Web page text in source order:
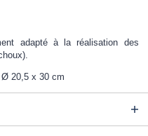
adapté à la réalisation des
Ø 20,5 x 30 cm